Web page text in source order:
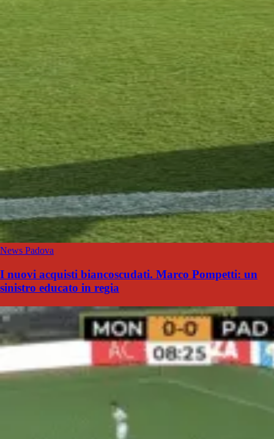
News Padova
I nuovi acquisti biancoscudati. Marco Pompetti: un
sinistro educato in regia